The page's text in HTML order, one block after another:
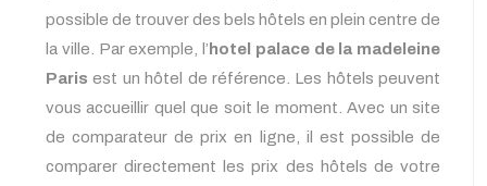
possible de trouver des bels hôtels en plein centre de
la ville. Par exemple, l’ hotel palace de la madeleine
Parisest un hôtel de référence. Les hôtels peuvent
vous accueillir quel que soit le moment. Avec un site
de comparateur de prix en ligne, il est possible de
comparer directement les prix des hôtels de votre